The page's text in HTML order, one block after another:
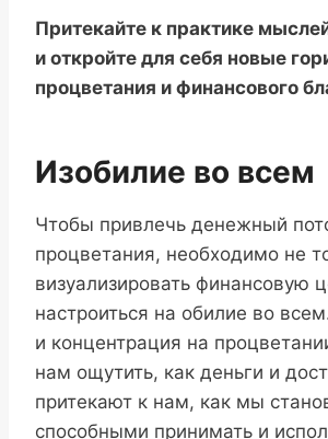
Притекайте к практике
и откройте для себя новые
процветания и финансового
Изобилие во всем
Чтобы привлечь денежный
процветания, необходимо не
визуализировать финансовую
настроиться на обилие во
и концентрация на
нам ощутить, как деньги и
притекают к нам, как мы
способными принимать и